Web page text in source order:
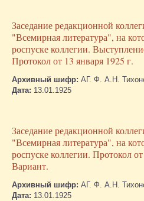
Заседание редакционной
"Всемирная литература", на
роспуске коллегии.
Протокол от 13 января 1925 г.
Архивный шифр: АГ. Ф. А.Н.
Дата: 13.01.1925
Заседание редакционной
"Всемирная литература", на
роспуске коллегии. Протокол
Вариант.
Архивный шифр: АГ. Ф. А.Н.
Дата: 13.01.1925